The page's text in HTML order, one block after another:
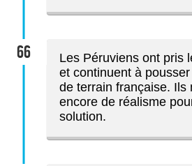
66
Les Péruviens ont pris
et continuent à
de terrain française. Ils
encore de réalisme
solution.